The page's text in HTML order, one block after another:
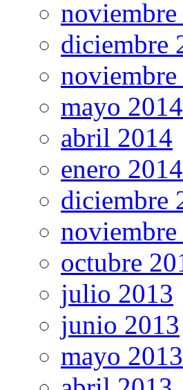
noviembre
diciembre
mayo 2014
abril 2014
enero 2014
diciembre
noviembre
octubre
julio 2013
junio 2013
mayo 2013